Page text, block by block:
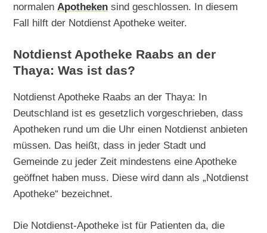
normalenApotheken sind geschlossen. In diesem
Fall hilft der Notdienst Apotheke weiter.
Notdienst Apotheke Raabs an der
Thaya: Was ist das?
Notdienst Apotheke Raabs an der Thaya: In
Deutschland ist es gesetzlich vorgeschrieben, dass
Apotheken rund um die Uhr einen Notdienst anbieten
müssen. Das heißt, dass in jeder Stadt und
Gemeinde zu jeder Zeit mindestens eine Apotheke
geöffnet haben muss. Diese wird dann als „Notdienst
Apotheke“ bezeichnet.
Die Notdienst-Apotheke ist für Patienten da, die